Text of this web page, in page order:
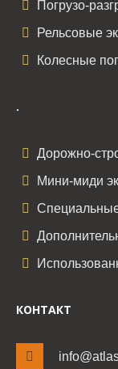
Погрузо-
Рельсовые
Колесные
.
Дорожно-
Мини-миди
КОНТАКТ